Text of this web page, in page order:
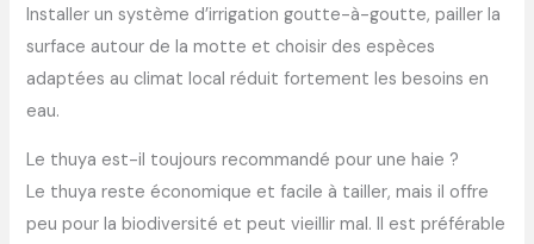
Installer un système d’irrigation goutte-à-goutte, pailler la
surface autour de la motte et choisir des espèces
adaptées au climat local réduit fortement les besoins en
eau.
Le thuya est-il toujours recommandé pour une haie ?
Le thuya reste économique et facile à tailler, mais il offre
peu pour la biodiversité et peut vieillir mal. Il est préférable